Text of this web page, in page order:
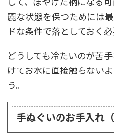
麗な状態を保つためには
ドな条件で落としておく必
どうしても冷たいのが苦
けてお水に直接触らない
う。
手ぬぐいのお手入れ（